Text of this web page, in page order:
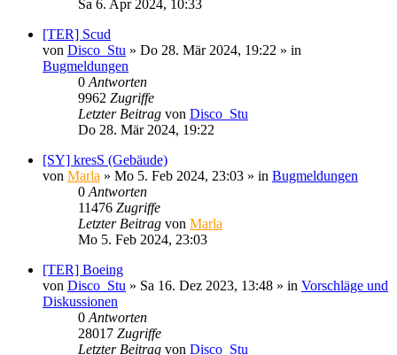
Sa 6. Apr 2024, 10:33
[TER] Scud
von Disco_Stu » Do 28. Mär 2024, 19:22 » in
Bugmeldungen
0 Antworten
9962 Zugriffe
Letzter Beitrag von Disco_Stu
Do 28. Mär 2024, 19:22
[SY] kresS (Gebäude)
von Marla » Mo 5. Feb 2024, 23:03 » in Bugmeldungen
0 Antworten
11476 Zugriffe
Letzter Beitrag von Marla
Mo 5. Feb 2024, 23:03
[TER] Boeing
von Disco_Stu » Sa 16. Dez 2023, 13:48 » in Vorschläge und
Diskussionen
0 Antworten
28017 Zugriffe
Letzter Beitrag von Disco_Stu